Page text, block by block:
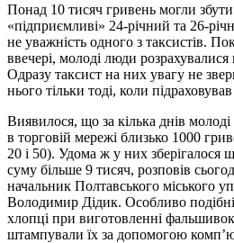
Понад 10 тисяч гривень могли
«підприємливі» 24-річний та 26-
не уважність одного з таксистів.
ввечері, молоді люди
Одразу таксист на них увагу не
нього тільки тоді, коли
Виявилося, що за кілька днів
в торговій мережі близько 1000
20 і 50). Удома ж у них зберігалося
суму більше 9 тисяч, розповів
начальник Полтавського міського
Володимир Дідик. Особливо
хлопці при виготовленні
штампували їх за допомогою